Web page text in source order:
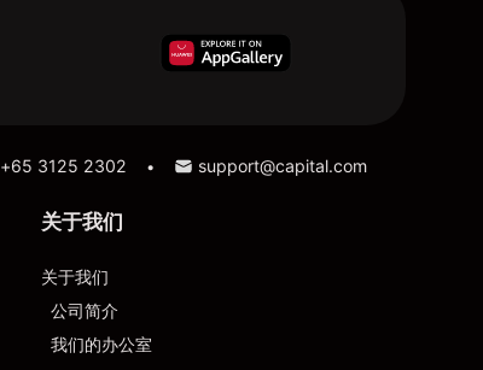
+65 3125 2302 • support@capital.com
关于我们
关于我们
公司简介
我们的办公室